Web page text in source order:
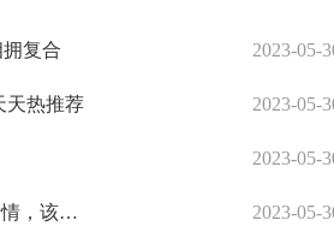
复合 2023-05-
天热推荐 2023-05-
2023-05-
吓崩了！3倍大牛股20cm闪崩跌停！创业板再创1年新低！冰火两重天行情，该如何把握？ 今日快讯 2023-05-